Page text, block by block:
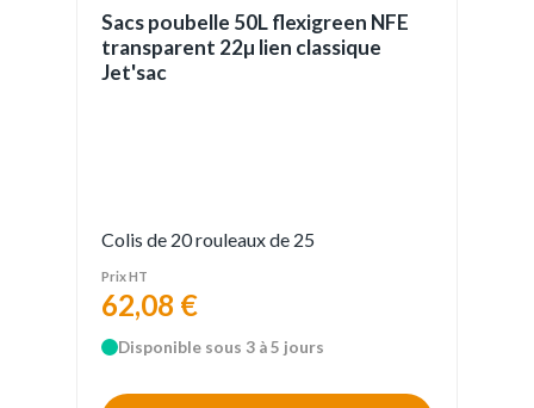
Sacs poubelle 50L flexigreen NFE
transparent 22µ lien classique
Jet'sac
Colis de 20 rouleaux de 25
Prix HT
62,08 €
Disponible sous 3 à 5 jours